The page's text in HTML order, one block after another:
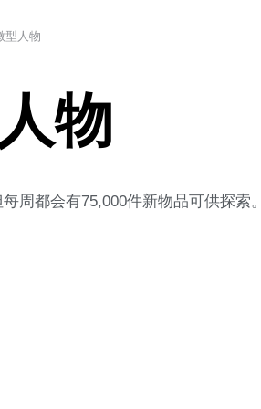
型人物
物
周都会有75,000件新物品可供探